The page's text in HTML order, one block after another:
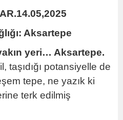
Aksartepe
yeri… Aksartepe.
taşıdığı potansiyelle de
tepe, ne yazık ki
terk edilmiş